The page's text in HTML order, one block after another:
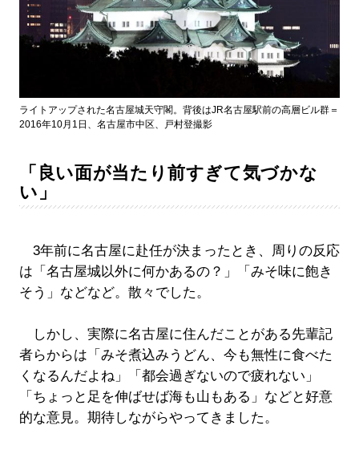
ライトアップされた名古屋城天守閣。背後はJR名古屋駅前の高層ビル群＝
2016年10月1日、名古屋市中区、戸村登撮影
「良い面が当たり前すぎて気づかな
い」
3年前に名古屋に赴任が決まったとき、周りの反応
は「名古屋城以外に何かあるの？」「みそ味に飽き
そう」などなど。散々でした。
しかし、実際に名古屋に住んだことがある先輩記
者らからは「みそ煮込みうどん、今も無性に食べた
くなるんだよね」「都会過ぎないので疲れない」
「ちょっと足を伸ばせば海も山もある」などと好意
的な意見。期待しながらやってきました。